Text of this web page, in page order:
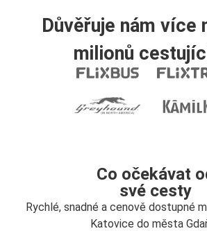
Důvěřuje nám více
milionů
Co očekávat
své cesty
Rychlé, snadné a cenově dostupné
Katovice do města